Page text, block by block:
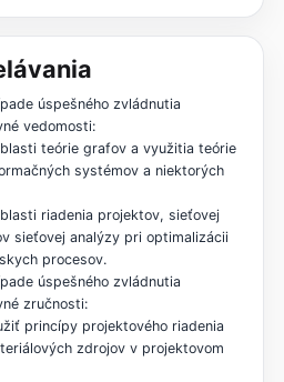
úspešného zvládnutia
vedomosti:
teórie grafov a využitia teórie
systémov a niektorých
riadenia projektov, sieťovej
sieťovej analýzy pri optimalizácii
procesov.
úspešného zvládnutia
zručnosti:
princípy projektového riadenia
zdrojov v projektovom